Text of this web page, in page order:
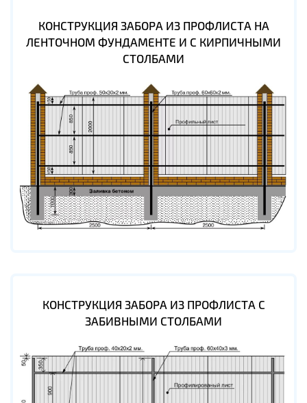
КОНСТРУКЦИЯ ЗАБОРА ИЗ ПРОФЛИСТА НА
ЛЕНТОЧНОМ ФУНДАМЕНТЕ И С КИРПИЧНЫМИ
СТОЛБАМИ
КОНСТРУКЦИЯ ЗАБОРА ИЗ ПРОФЛИСТА С
ЗАБИВНЫМИ СТОЛБАМИ